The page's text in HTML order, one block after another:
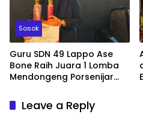
Sosok
Guru SDN 49 Lappo Ase
Bone Raih Juara 1 Lomba
Mendongeng Porsenijar
Leave a Reply